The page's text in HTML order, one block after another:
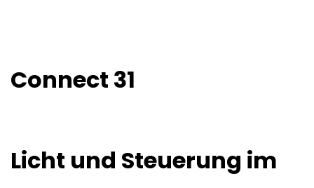
Connect 31
Licht und Steuerung im